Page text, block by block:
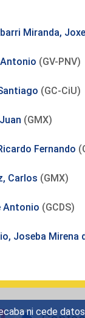
ni cede
Miranda,
(GV-PNV)
(GC-CiU)
(GMX)
Fernando
Carlos (GMX)
Antonio (GCDS)
Joseba Mirena